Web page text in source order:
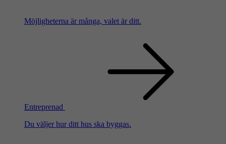
Möjligheterna är många, valet är ditt.
Entreprenad
Du väljer hur ditt hus ska byggas.